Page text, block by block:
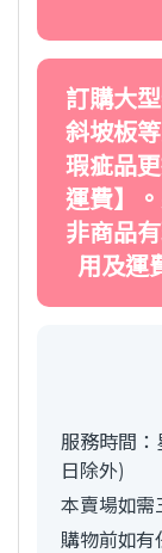
訂購大
斜坡板
瑕疵品
運費】
非商品
用及運
服務時間
日除外)
本賣場如需
購物前如有